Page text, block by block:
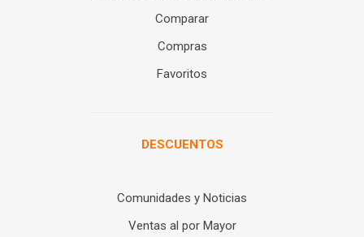
Comparar
Compras
Favoritos
DESCUENTOS
Comunidades y Noticias
Ventas al por Mayor